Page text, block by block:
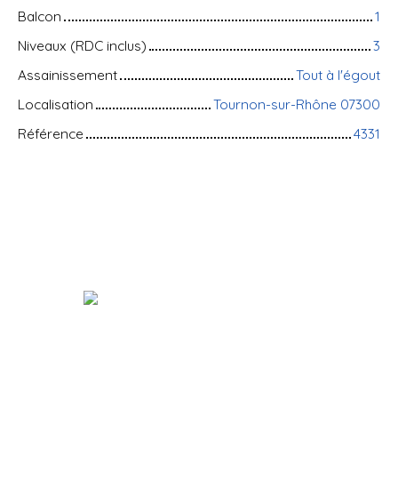
Balcon
1
Niveaux (RDC inclus)
3
Assainissement
Tout à l'égout
Localisation
Tournon-sur-Rhône 07300
Référence
4331